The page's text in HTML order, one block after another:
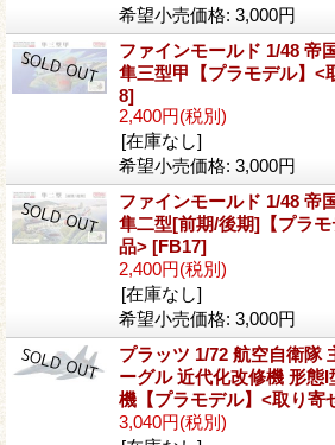
希望小売価格: 3,000円
ファインモールド 1/48 帝
隼三型甲【プラモデル】<
8]
2,400円(税別)
[在庫なし]
希望小売価格: 3,000円
ファインモールド 1/48 帝
隼二型[前期/後期]【プラ
品> [FB17]
2,400円(税別)
[在庫なし]
希望小売価格: 3,000円
プラッツ 1/72 航空自衛隊
ーグル 近代化改修機 形態
機【プラモデル】<取り寄
3,040円(税別)